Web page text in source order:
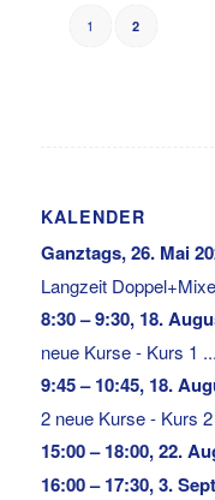
1 2
KALENDER
Ganztags,26. Mai
Langzeit
8:30– 9:30, 18.
neue Kurse - Kurs 1
9:45– 10:45, 18.
2 neue Kurse - Kurs
15:00– 18:00,22.
16:00– 17:30,3.